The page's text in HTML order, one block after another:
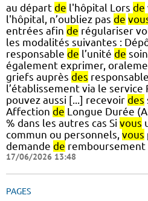
au départ de l'hôpital Lors de
l'hôpital, n’oubliez pas de
entrées afin de régulariser
les modalités suivantes :
responsable de l’unité de
également exprimer,
griefs auprès des
l’établissement via le service
pouvez aussi [...] recevoir des
Affection de Longue Durée
% dans les autres cas Si vous
commun ou personnels, vous
demande de remboursement
17/06/2026 13:48
PAGES